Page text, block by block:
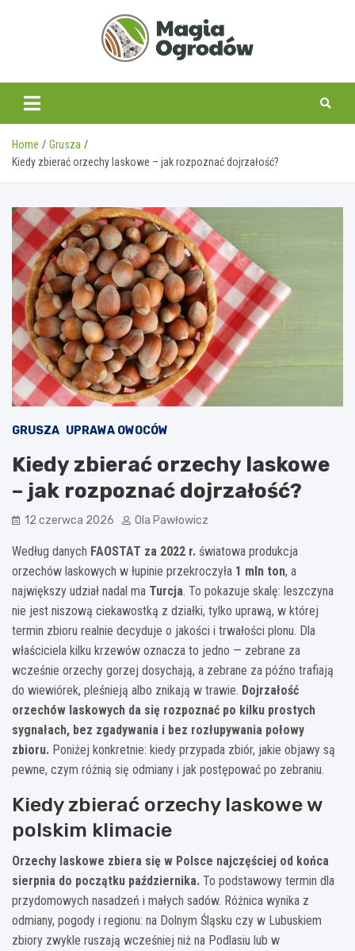
magiaogrodow.pl
Home
Grusza
Kiedy zbierać orzechy laskowe – jak rozpoznać dojrzałość?
GRUSZA UPRAWA OWOCÓW
Kiedy zbierać orzechy laskowe
– jak rozpoznać dojrzałość?
12 czerwca 2026 Ola Pawłowicz
Według danych FAOSTAT za 2022 r. światowa produkcja
orzechów laskowych w łupinie przekroczyła 1 mln ton, a
największy udział nadal ma Turcja. To pokazuje skalę: leszczyna
nie jest niszową ciekawostką z działki, tylko uprawą, w której
termin zbioru realnie decyduje o jakości i trwałości plonu. Dla
właściciela kilku krzewów oznacza to jedno — zebrane za
wcześnie orzechy gorzej dosychają, a zebrane za późno trafiają
do wiewiórek, pleśnieją albo znikają w trawie. Dojrzałość
orzechów laskowych da się rozpoznać po kilku prostych
sygnałach, bez zgadywania i bez rozłupywania połowy
zbioru. Poniżej konkretnie: kiedy przypada zbiór, jakie objawy są
pewne, czym różnią się odmiany i jak postępować po zebraniu.
Kiedy zbierać orzechy laskowe w
polskim klimacie
Orzechy laskowe zbiera się w Polsce najczęściej od końca
sierpnia do początku października. To podstawowy termin dla
przydomowych nasadzeń i małych sadów. Różnica wynika z
odmiany, pogody i regionu: na Dolnym Śląsku czy w Lubuskiem
zbiory zwykle ruszają wcześniej niż na Podlasiu lub w